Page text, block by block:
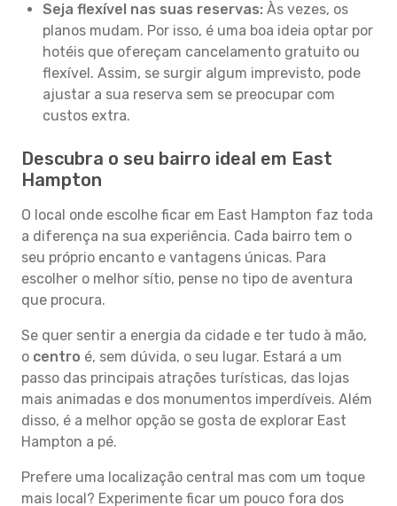
Seja flexível nas suas reservas: Às vezes, os
planos mudam. Por isso, é uma boa ideia optar por
hotéis que ofereçam cancelamento gratuito ou
flexível. Assim, se surgir algum imprevisto, pode
ajustar a sua reserva sem se preocupar com
custos extra.
Descubra o seu bairro ideal em East
Hampton
O local onde escolhe ficar em East Hampton faz toda
a diferença na sua experiência. Cada bairro tem o
seu próprio encanto e vantagens únicas. Para
escolher o melhor sítio, pense no tipo de aventura
que procura.
Se quer sentir a energia da cidade e ter tudo à mão,
o centro é, sem dúvida, o seu lugar. Estará a um
passo das principais atrações turísticas, das lojas
mais animadas e dos monumentos imperdíveis. Além
disso, é a melhor opção se gosta de explorar East
Hampton a pé.
Prefere uma localização central mas com um toque
mais local? Experimente ficar um pouco fora dos